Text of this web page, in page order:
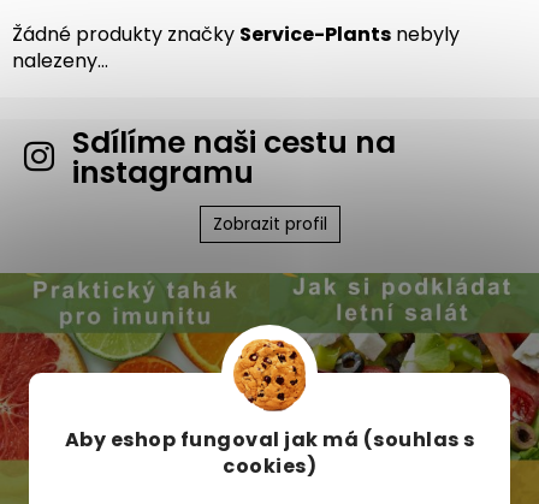
Aby eshop fungoval jak má (souhlas s
cookies)
Žádné produkty značky Service-Plants nebyly
nalezeny...
Sdílíme naši cestu na
instagramu
Zobrazit profil